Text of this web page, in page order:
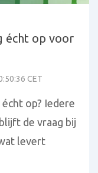
écht op voor
CET
op? Iedere
de vraag bij
levert